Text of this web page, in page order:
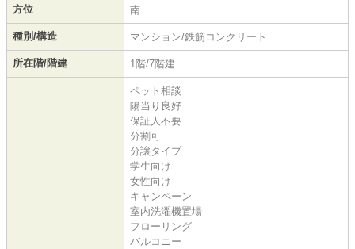
方位 南
種別/構造 マンション/鉄筋コンクリート
所在階/階建 1階/7階建
ペット相談
陽当り良好
保証人不要
分割可
分譲タイプ
学生向け
女性向け
キャンペーン
室内洗濯機置場
フローリング
バルコニー